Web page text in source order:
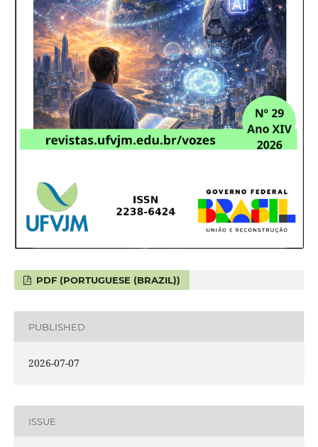
PDF (PORTUGUESE (BRAZIL))
PUBLISHED
2026-07-07
ISSUE